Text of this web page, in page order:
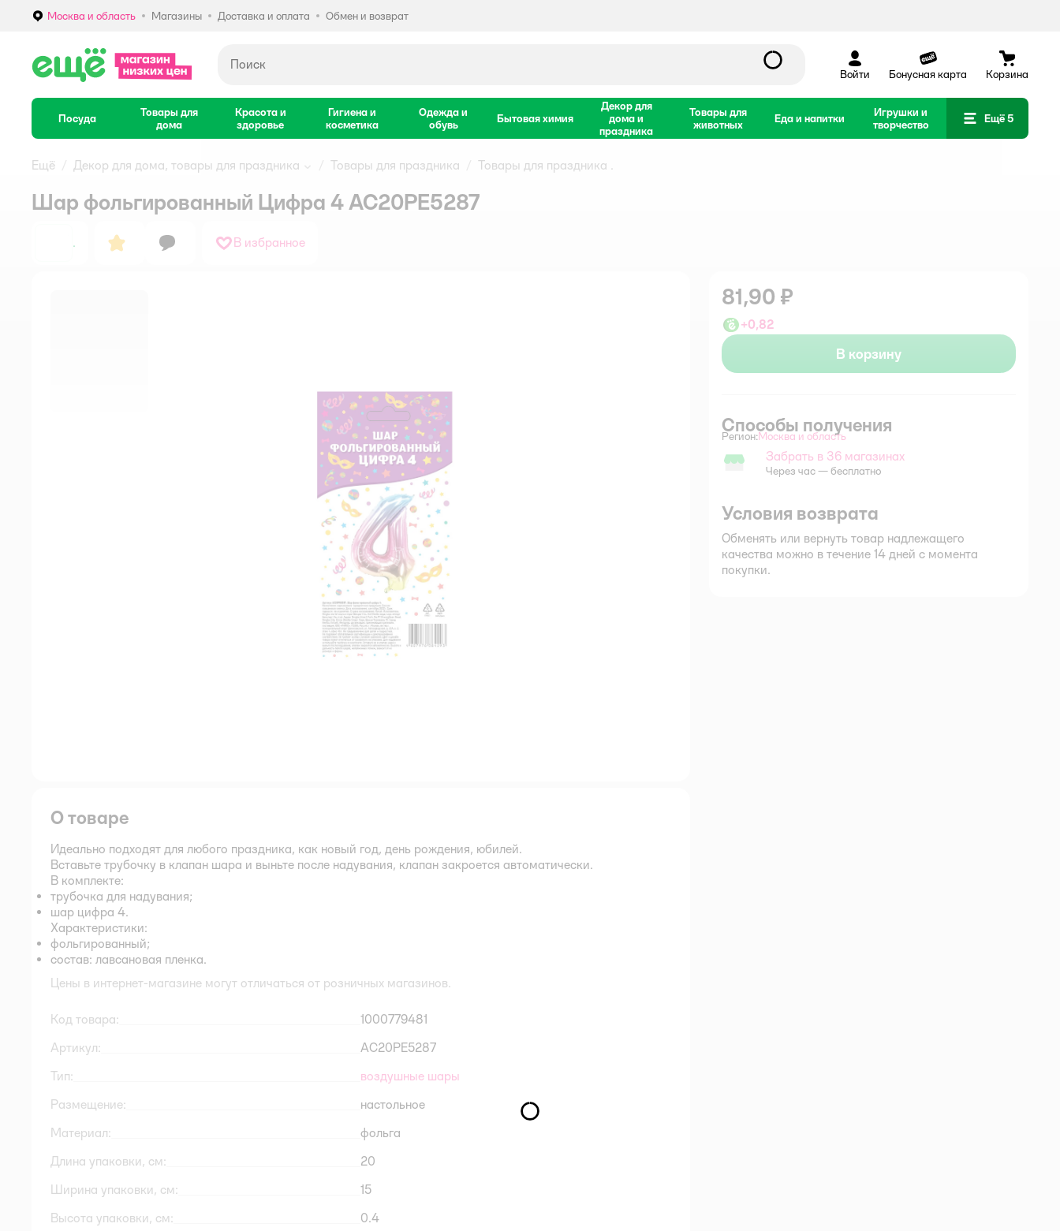
Выбор адреса доставки.
Москва и область Магазины Доставка и оплата Обмен и возврат
Войти Бонусная карта Корзина
Посуда
Товары для
дома
Красота и
здоровье
Гигиена и
косметика
Одежда и
обувь
Бытовая химия
Декор для
дома и
праздника
Товары для
животных
Еда и напитки
Игрушки и
творчество
Ещё 5
Ещё Декор для дома, товары для праздника Товары для праздника Товары для праздника .
Шар фольгированный Цифра 4 AC20PE5287
. В избранное
81,90 ₽
+0,82
В корзину
Способы получения
Регион: Выбор адреса доставки.
Москва и область
Забрать в магазине
Забрать в 36 магазинах
Через час — бесплатно
Условия возврата
Обменять или вернуть товар надлежащего
качества можно в течение 14 дней с момента
покупки.
О товаре
Идеально подходят для любого праздника, как новый год, день рождения, юбилей.
Вставьте трубочку в клапан шара и выньте после надувания, клапан закроется автоматически.
В комплекте:
трубочка для надувания;
шар цифра 4.
Характеристики:
фольгированный;
состав: лавсановая пленка.
Цены в интернет-магазине могут отличаться от розничных магазинов.
Код товара:
1000779481
Артикул:
AC20PE5287
Тип:
воздушные шары
Размещение:
настольное
Материал:
фольга
Длина упаковки, см:
20
Ширина упаковки, см:
15
Высота упаковки, см:
0.4